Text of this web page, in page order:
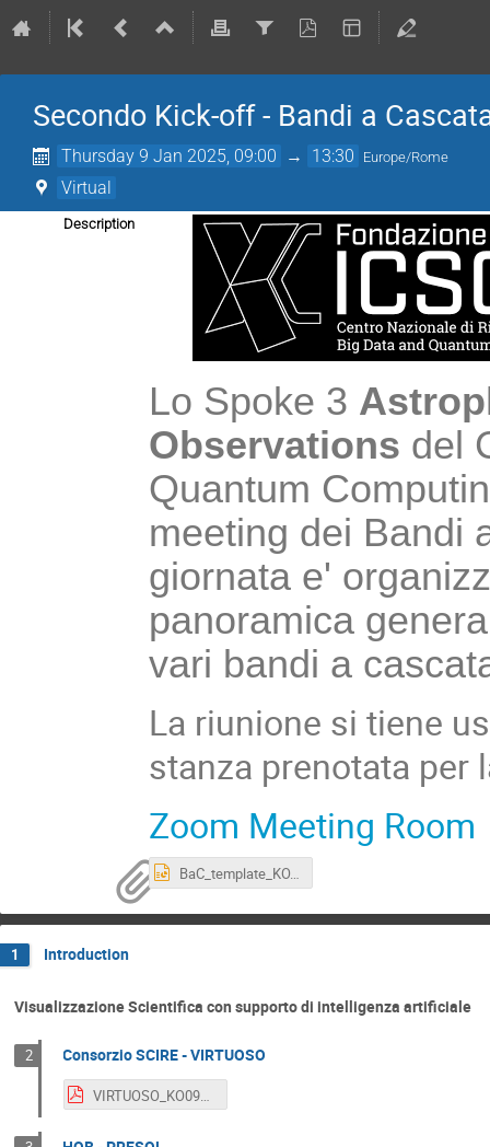
Secondo Kick-off - Bandi a
Thursday 9 Jan 2025, 09:00 → 13:30 Europe/Rome
Virtual
Description
Lo Spoke 3
Observations del
Quantum
meeting dei Bandi
giornata e'
panoramica
vari bandi a
La riunione si tiene
stanza prenotata per
Zoom Meeting Room
BaC_template_KO.pptx
1 Introduction
Visualizzazione Scientifica con supporto di intelligenza artificiale
2 Consorzio SCIRE - VIRTUOSO
VIRTUOSO_KO09012025.pdf